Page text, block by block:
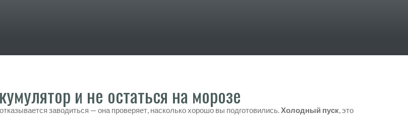
и не остаться на морозе
заводиться — она проверяет, насколько хорошо вы подготовились.Холодный пуск,это